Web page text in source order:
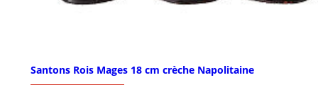
Santons Rois Mages 18 cm crèche Napolitaine